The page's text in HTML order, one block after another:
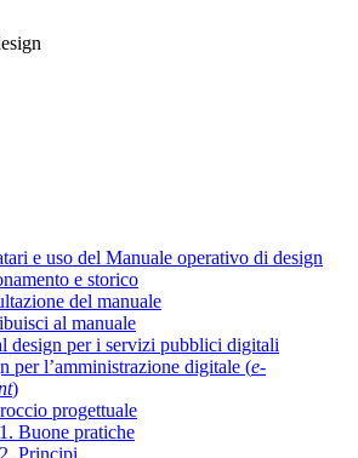
e uso del Manuale operativo di design
e storico
del manuale
al manuale
design per i servizi pubblici digitali
per l’amministrazione digitale (e-
)
progettuale
Buone pratiche
Principi